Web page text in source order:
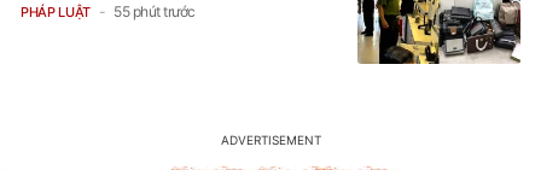
PHÁP LUẬT 55 phút trước